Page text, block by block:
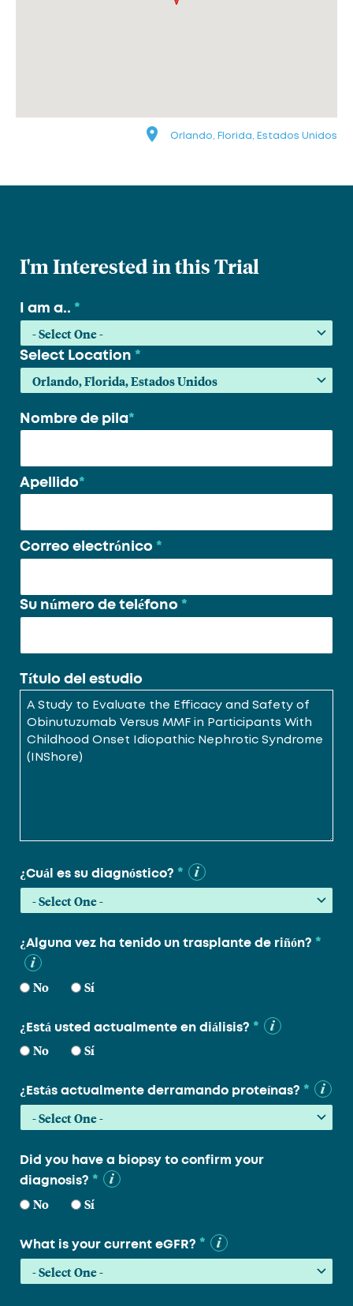
Orlando, Florida, Estados Unidos
I'm Interested in this Trial
I am a.. *
Select Location *
Su
Nombre de pila*
Apellido*
Correo electrónico *
Su número de teléfono *
Título del estudio
¿Cuál es su diagnóstico? *
¿Alguna vez ha tenido un trasplante de riñón? *
No Sí
¿Está usted actualmente en diálisis? *
No Sí
¿Estás actualmente derramando proteínas? *
Did you have a biopsy to confirm your
diagnosis? *
No Sí
What is your current eGFR? *